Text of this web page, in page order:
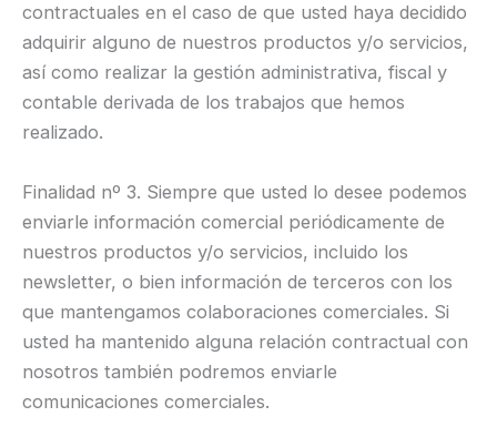
contractuales en el caso de que usted haya decidido
adquirir alguno de nuestros productos y/o servicios,
así como realizar la gestión administrativa, fiscal y
contable derivada de los trabajos que hemos
realizado.
Finalidad nº 3. Siempre que usted lo desee podemos
enviarle información comercial periódicamente de
nuestros productos y/o servicios, incluido los
newsletter, o bien información de terceros con los
que mantengamos colaboraciones comerciales. Si
usted ha mantenido alguna relación contractual con
nosotros también podremos enviarle
comunicaciones comerciales.